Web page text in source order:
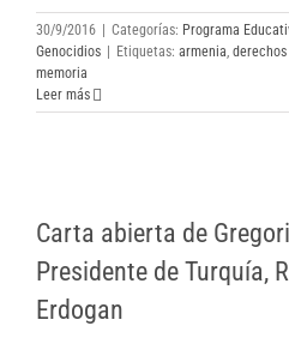
30/9/2016 Categorías: Programa
Genocidios
Etiquetas: armenia,
memoria
Leer más
Presidente de Turquía,
Carta abierta de
Presidente de Turquía,
Erdogan